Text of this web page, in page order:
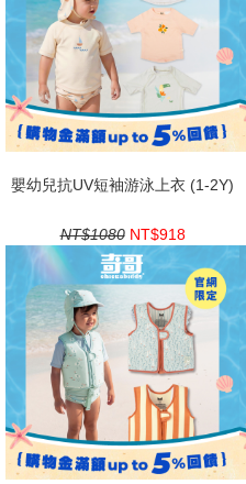
嬰幼兒抗UV短袖游泳上衣 (1-2Y)
NT$1080 NT$918